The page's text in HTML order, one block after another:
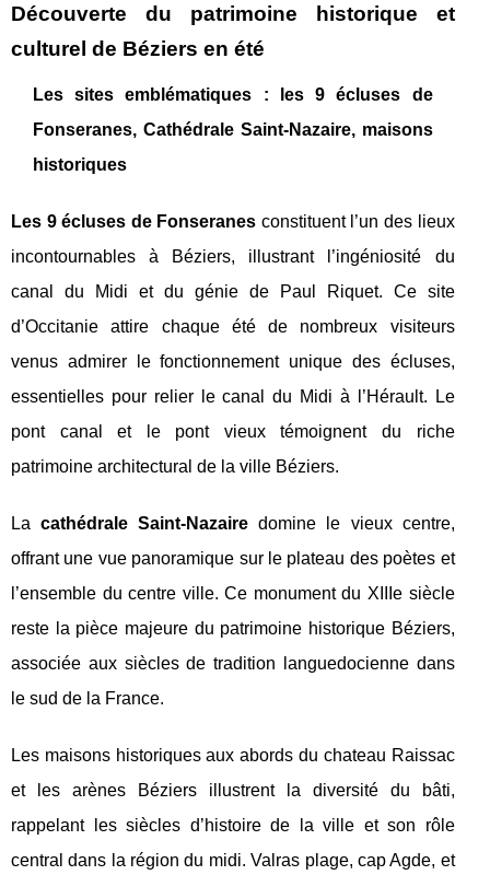
Découverte du patrimoine historique et
culturel de Béziers en été
Les sites emblématiques : les 9 écluses de
Fonseranes, Cathédrale Saint-Nazaire, maisons
historiques
Les 9 écluses de Fonseranes constituent l’un des lieux
incontournables à Béziers, illustrant l’ingéniosité du
canal du Midi et du génie de Paul Riquet. Ce site
d’Occitanie attire chaque été de nombreux visiteurs
venus admirer le fonctionnement unique des écluses,
essentielles pour relier le canal du Midi à l’Hérault. Le
pont canal et le pont vieux témoignent du riche
patrimoine architectural de la ville Béziers.
Lacathédrale Saint-Nazaire domine le vieux centre,
offrant une vue panoramique sur le plateau des poètes et
l’ensemble du centre ville. Ce monument du XIIIe siècle
reste la pièce majeure du patrimoine historique Béziers,
associée aux siècles de tradition languedocienne dans
le sud de la France.
Les maisons historiques aux abords du chateau Raissac
et les arènes Béziers illustrent la diversité du bâti,
rappelant les siècles d’histoire de la ville et son rôle
central dans la région du midi. Valras plage, cap Agde, et